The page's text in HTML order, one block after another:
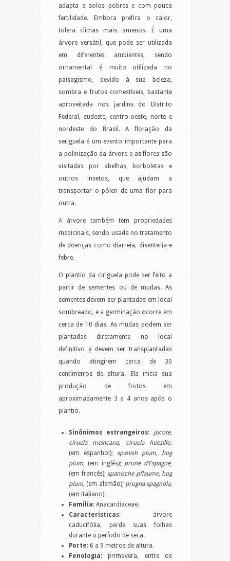
adapta a solos pobres e com pouca
fertilidade. Embora prefira o calor,
tolera climas mais amenos. É uma
árvore versátil, que pode ser utilizada
em diferentes ambientes, sendo
ornamental é muito utilizada no
paisagismo, devido à sua beleza,
sombra e frutos comestíveis, bastante
aproveitada nos jardins do Distrito
Federal, sudeste, centro-oeste, norte e
nordeste do Brasil. A floração da
seriguela é um evento importante para
a polinização da árvore e as flores são
visitadas por abelhas, borboletas e
outros insetos, que ajudam a
transportar o pólen de uma flor para
outra.
A árvore também tem propriedades
medicinais, sendo usada no tratamento
de doenças como diarreia, disenteria e
febre.
O plantio da ciriguela pode ser feito a
partir de sementes ou de mudas. As
sementes devem ser plantadas em local
sombreado, e a germinação ocorre em
cerca de 10 dias. As mudas podem ser
plantadas diretamente no local
definitivo e devem ser transplantadas
quando atingirem cerca de 30
centímetros de altura. Ela inicia sua
produção de frutos em
aproximadamente 3 a 4 anos após o
plantio.
Sinônimos estrangeiros: jocote,
ciruela mexicana, ciruela huesillo,
(em espanhol); spanish plum, hog
plum , (em inglês); prune d’Espagne,
(em francês); spanische pflaume, hog
plum, (em alemão); prugna spagnola,
(em italiano).
Família: Anacardiaceae.
Características: árvore
caducifólia, perde suas folhas
durante o período de seca.
Porte: 6 a 9 metros de altura.
Fenologia: primavera, entre os